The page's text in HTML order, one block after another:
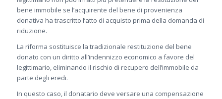
bene immobile se l’acquirente del bene di provenienza
donativa ha trascritto l’atto di acquisto prima della domanda di
riduzione.
La riforma sostituisce la tradizionale restituzione del bene
donato con un diritto all’indennizzo economico a favore del
legittimario, eliminando il rischio di recupero dell’immobile da
parte degli eredi.
In questo caso, il donatario deve versare una compensazione